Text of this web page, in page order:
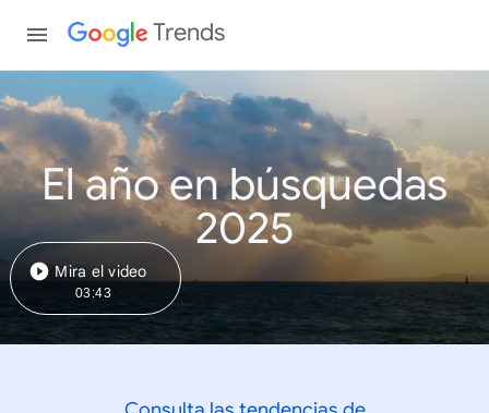
Trends
El año en búsquedas
2025
Mira el video
03:43